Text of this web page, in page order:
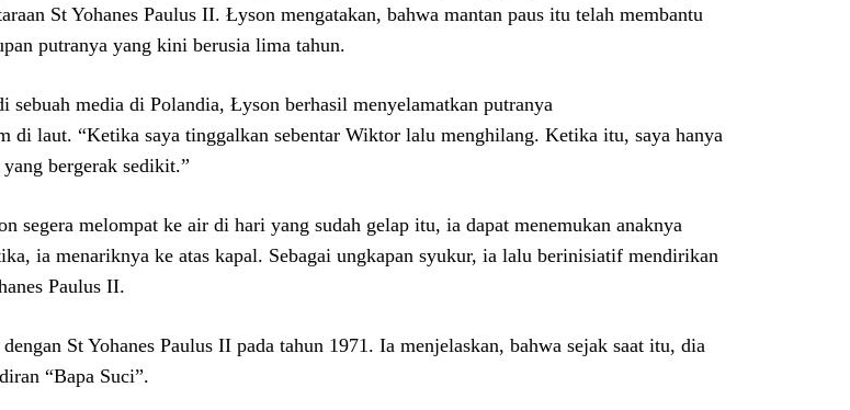
St Yohanes Paulus II. Łyson mengatakan, bahwa mantan paus itu telah membantu
putranya yang kini berusia lima tahun.
sebuah media di Polandia, Łyson berhasil menyelamatkan putranya
di laut. “Ketika saya tinggalkan sebentar Wiktor lalu menghilang. Ketika itu, saya hanya
bergerak sedikit.”
segera melompat ke air di hari yang sudah gelap itu, ia dapat menemukan anaknya
ia menariknya ke atas kapal. Sebagai ungkapan syukur, ia lalu berinisiatif mendirikan
Paulus II.
St Yohanes Paulus II pada tahun 1971. Ia menjelaskan, bahwa sejak saat itu, dia
“Bapa Suci”.